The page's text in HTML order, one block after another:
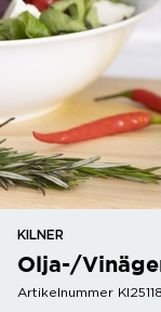
KILNER
Olja-/
Artikelnummer KI25118